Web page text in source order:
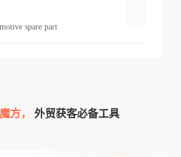
spare part
方， 外贸获客必备工具